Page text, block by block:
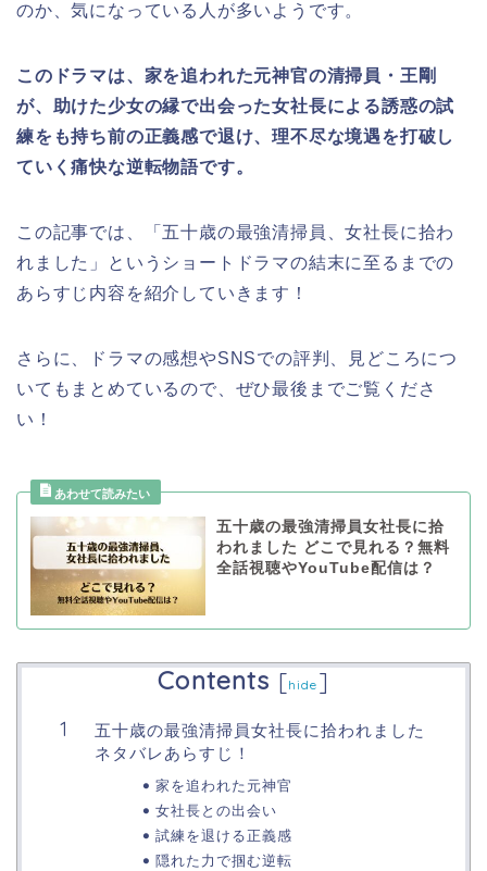
のか、気になっている人が多いようです。
このドラマは、家を追われた元神官の清掃員・王剛
が、助けた少女の縁で出会った女社長による誘惑の試
練をも持ち前の正義感で退け、理不尽な境遇を打破し
ていく痛快な逆転物語です。
この記事では、「五十歳の最強清掃員、女社長に拾わ
れました」というショートドラマの結末に至るまでの
あらすじ内容を紹介していきます！
さらに、ドラマの感想やSNSでの評判、見どころにつ
いてもまとめているので、ぜひ最後までご覧くださ
い！
五十歳の最強清掃員女社長に拾
われました どこで見れる？無料
全話視聴やYouTube配信は？
Contents [hide ]
五十歳の最強清掃員女社長に拾われました
ネタバレあらすじ！
家を追われた元神官
女社長との出会い
試練を退ける正義感
隠れた力で掴む逆転